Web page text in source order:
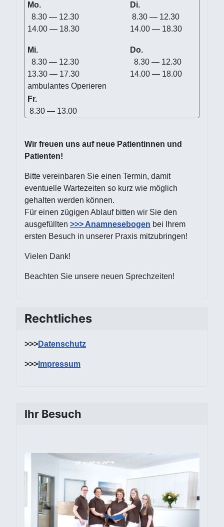
Ihr Besuch
Mo.
8.30 — 12.30
14.00 — 18.30
Di.
8.30 — 12.30
14.00 — 18.30
Mi.
8.30 — 12.30
13.30 — 17.30
ambulantes Operieren
Do.
8.30 — 12.30
14.00 — 18.00
Fr.
8.30 — 13.00
Wir freuen uns auf neue Patientinnen und
Patienten!
Bitte vereinbaren Sie einen Termin, damit
eventuelle Wartezeiten so kurz wie möglich
gehalten werden können.
Für einen zügigen Ablauf bitten wir Sie den
ausgefüllten >>> Anamnesebogen bei Ihrem
ersten Besuch in unserer Praxis mitzubringen!
Vielen Dank!
Beachten Sie unsere neuen Sprechzeiten!
Rechtliches
>>>Datenschutz
>>> Impressum